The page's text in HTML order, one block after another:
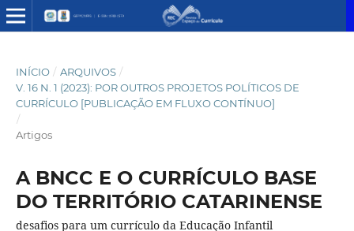
INÍCIO / ARQUIVOS /
V. 16 N. 1 (2023): POR OUTROS PROJETOS POLÍTICOS DE
CURRÍCULO [PUBLICAÇÃO EM FLUXO CONTÍNUO]
/
Artigos
A BNCC E O CURRÍCULO BASE
DO TERRITÓRIO CATARINENSE
desafios para um currículo da Educação Infantil